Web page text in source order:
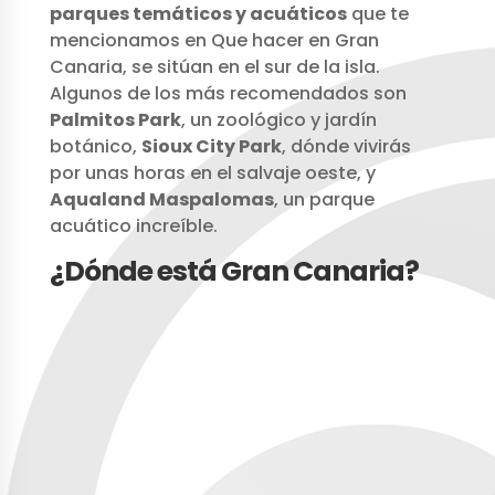
parques temáticos y acuáticosque te
mencionamos en Que hacer en Gran
Canaria, se sitúan en el sur de la isla.
Algunos de los más recomendados son
Palmitos Park, un zoológico y jardín
botánico, Sioux City Park, dónde vivirás
por unas horas en el salvaje oeste, y
Aqualand Maspalomas, un parque
acuático increíble.
¿Dónde está Gran Canaria?